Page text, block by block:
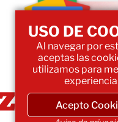
USO DE
Al navegar por
aceptas las
utilizamos para
Acepto